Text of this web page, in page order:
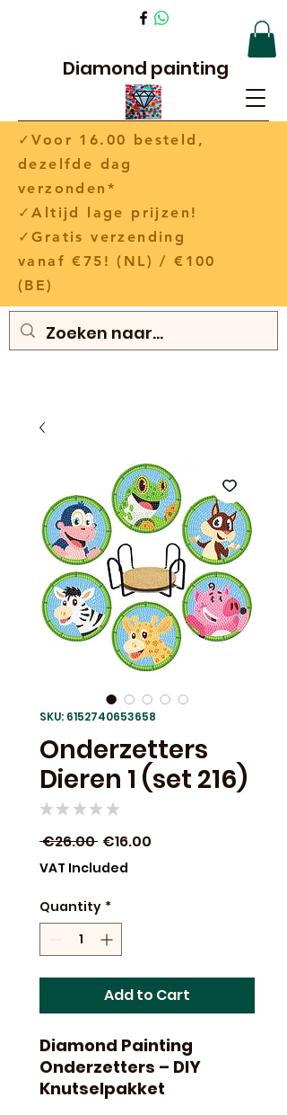
Diamond painting
✓Voor 16.00 besteld,
dezelfde dag
verzonden*
✓Altijd lage prijzen!
✓Gratis verzending
vanaf €75! (NL) / €100
(BE)
SKU: 6152740653658
Onderzetters
Dieren 1 (set 216)
★ ★ ★ ★ ★
€26.00 Regular
Price
€16.00
VAT Included
Quantity *
Add to Cart
Diamond Painting
Onderzetters – DIY
Knutselpakket